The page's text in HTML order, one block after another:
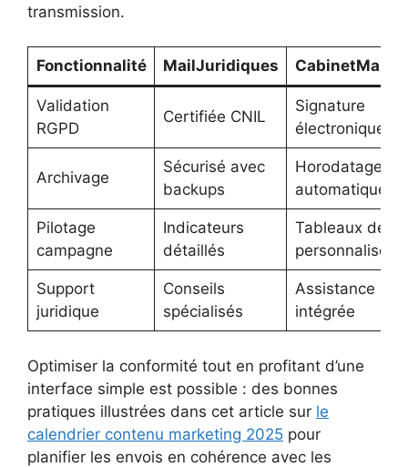
transmission.
Fonctionnalité MailJuridiques
Validation
RGPD
Certifiée CNIL
Signature
électronique
Archivage
Sécurisé avec
backups
Horodatage
automatique
Pilotage
campagne
Indicateurs
détaillés
Tableaux de
personnalisés
Support
juridique
Conseils
spécialisés
Assistance
intégrée
Optimiser la conformité tout en profitant d’une
interface simple est possible : des bonnes
pratiques illustrées dans cet article sur le
calendrier contenu marketing 2025 pour
planifier les envois en cohérence avec les